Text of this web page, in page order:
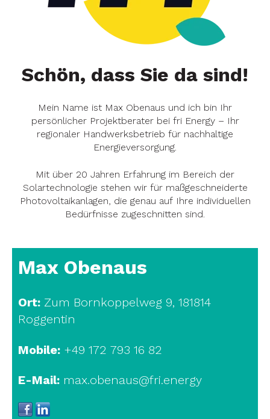
Schön, dass Sie da sind!
Mein Name ist Max Obenaus und ich bin Ihr
persönlicher Projektberater bei fri Energy – Ihr
regionaler Handwerksbetrieb für nachhaltige
Energieversorgung.
Mit über 20 Jahren Erfahrung im Bereich der
Solartechnologie stehen wir für maßgeschneiderte
Photovoltaikanlagen, die genau auf Ihre individuellen
Bedürfnisse zugeschnitten sind.
Max Obenaus
Ort: Zum Bornkoppelweg 9, 181814
Roggentin
Mobile: +49 172 793 16 82
E-Mail: max.obenaus@fri.energy